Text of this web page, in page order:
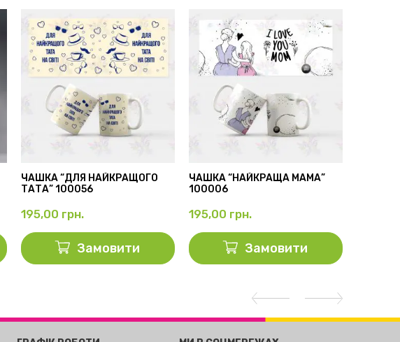
ЧАШКА “ДЛЯ НАЙКРАЩОГО
ТАТА” 100056
195,00 грн.
Замовити
ЧАШКА “НАЙКРАЩА МАМА”
100006
195,00 грн.
Замовити